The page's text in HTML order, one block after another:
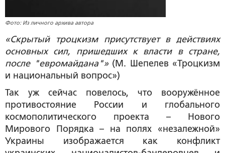
Фото: Из личного архива автора
«Скрытый троцкизм присутствует в действиях
основных сил, пришедших к власти в стране,
после "евромайдана"»(М. Шепелев «Троцкизм
и национальный вопрос»)
Так уж сейчас повелось, что вооружённое
противостояние России и глобального
космополитического проекта – Нового
Мирового Порядка – на полях «незалежной»
Украины изображается как конфликт